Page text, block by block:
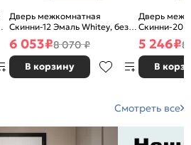
Дверь межкомнатная
Скинни-12 Эмаль Whitey, без
декора, глухая, без стекла,
без кромки, скиновая
6 053₽8 070 ₽
В корзину
Дверь
Скинни-20
декора,
без кромки,
5 246₽8
В
Смотреть все